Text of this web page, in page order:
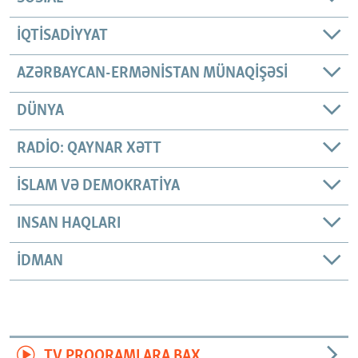
İQTISADIYYAT
AZƏRBAYCAN-ERMƏNISTAN MÜNAQIŞƏSI
DÜNYA
RADIO: QAYNAR XƏTT
İSLAM VƏ DEMOKRATIYA
INSAN HAQLARI
İDMAN